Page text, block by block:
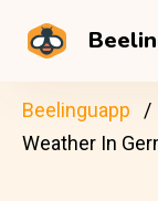
Beelinguapp
Weather In